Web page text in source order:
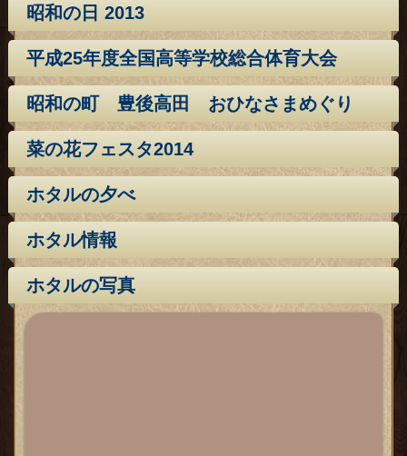
昭和の日 2013
平成25年度全国高等学校総合体育大会
昭和の町 豊後高田 おひなさまめぐり
菜の花フェスタ2014
ホタルの夕べ
ホタル情報
ホタルの写真